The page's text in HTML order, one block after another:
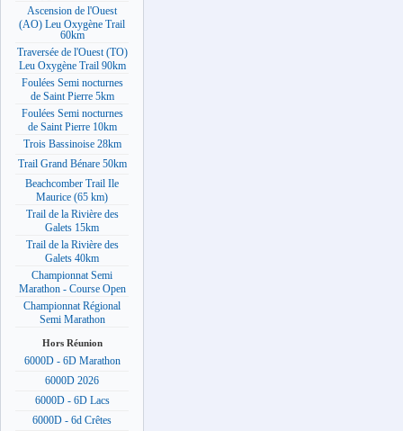
Ascension de l'Ouest
(AO) Leu Oxygène Trail
60km
Traversée de l'Ouest (TO)
Leu Oxygène Trail 90km
Foulées Semi nocturnes
de Saint Pierre 5km
Foulées Semi nocturnes
de Saint Pierre 10km
Trois Bassinoise 28km
Trail Grand Bénare 50km
Beachcomber Trail Ile
Maurice (65 km)
Trail de la Rivière des
Galets 15km
Trail de la Rivière des
Galets 40km
Championnat Semi
Marathon - Course Open
Championnat Régional
Semi Marathon
Hors Réunion
6000D - 6D Marathon
6000D 2026
6000D - 6D Lacs
6000D - 6d Crêtes